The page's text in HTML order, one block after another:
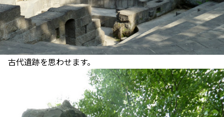
古代遺跡を思わせます。